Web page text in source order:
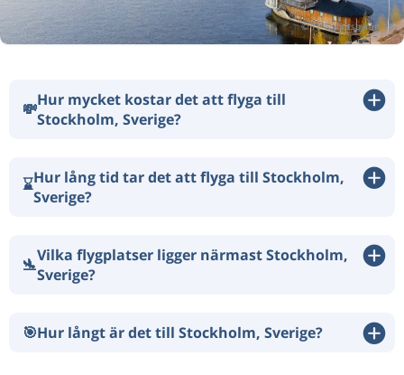
💸Hur mycket kostar det att flyga till
Stockholm, Sverige?
⌛Hur lång tid tar det att flyga till Stockholm,
Sverige?
🛬Vilka flygplatser ligger närmast Stockholm,
Sverige?
🎯Hur långt är det till Stockholm, Sverige?